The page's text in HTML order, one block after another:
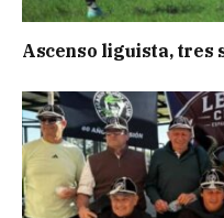
Ascenso liguista, tres